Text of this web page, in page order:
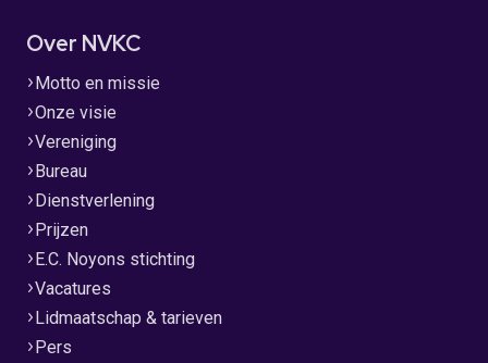
Over NVKC
Motto en missie
Onze visie
Vereniging
Bureau
Dienstverlening
Prijzen
E.C. Noyons stichting
Vacatures
Lidmaatschap & tarieven
Pers